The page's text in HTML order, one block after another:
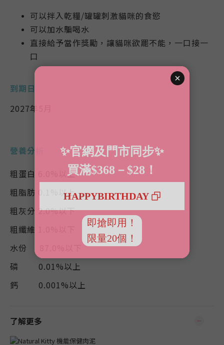
可以拌入乾糧/罐罐刺激貓咪的食慾
可以加水騙喝水
直接給予當作獎勵，讓貓咪欲罷不能，一口接一
口
到期日
2027年5月
營養分析
粗蛋白 6.0%以上
粗脂肪 0.1%以上
粗灰分 2.0%以下
粗纖維 1.0%以下
水份 87.0%以下
磷 0.01%以上
鈣 0.001%以上
了解更多